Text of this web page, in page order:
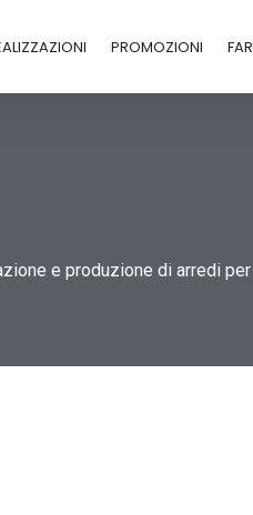
PROMOZIONI
e produzione di arredi per